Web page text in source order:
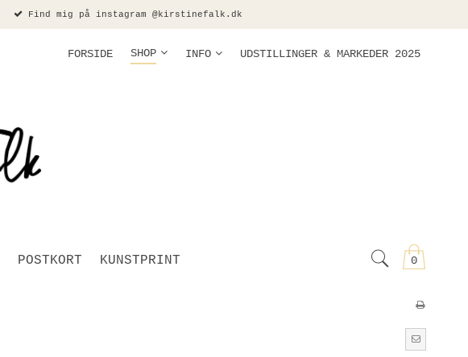
Find mig på instagram @kirstinefalk.dk
FORSIDE SHOP INFO UDSTILLINGER & MARKEDER 2025
0
POSTKORT KUNSTPRINT